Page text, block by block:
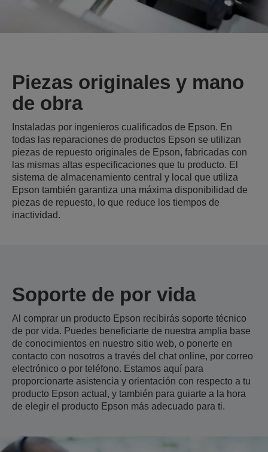
Piezas originales y mano
de obra
Instaladas por ingenieros cualificados de Epson. En
todas las reparaciones de productos Epson se utilizan
piezas de repuesto originales de Epson, fabricadas con
las mismas altas especificaciones que tu producto. El
sistema de almacenamiento central y local que utiliza
Epson también garantiza una máxima disponibilidad de
piezas de repuesto, lo que reduce los tiempos de
inactividad.
Soporte de por vida
Al comprar un producto Epson recibirás soporte técnico
de por vida. Puedes beneficiarte de nuestra amplia base
de conocimientos en nuestro sitio web, o ponerte en
contacto con nosotros a través del chat online, por correo
electrónico o por teléfono. Estamos aquí para
proporcionarte asistencia y orientación con respecto a tu
producto Epson actual, y también para guiarte a la hora
de elegir el producto Epson más adecuado para ti.